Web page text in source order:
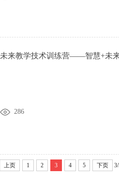
未来教学技术训练营——智慧+未
286
上页 1 2 3 4 5 下页